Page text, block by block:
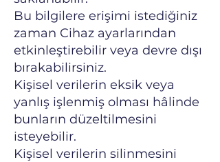
Bu bilgilere erişimi istediğiniz
zaman Cihaz ayarlarından
etkinleştirebilir veya devre dışı
bırakabilirsiniz.
Kişisel verilerin eksik veya
yanlış işlenmiş olması hâlinde
bunların düzeltilmesini
isteyebilir.
Kişisel verilerin silinmesini